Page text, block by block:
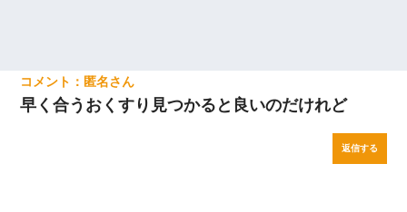
匿名
早く合うおくすり見つかると良いのだけれど
返信する